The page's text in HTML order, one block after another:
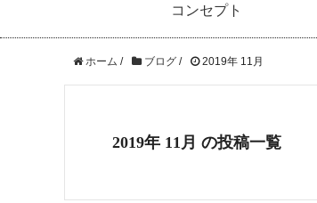
コンセプト
ホーム / ブログ / 2019年 11月
2019年 11月 の投稿一覧